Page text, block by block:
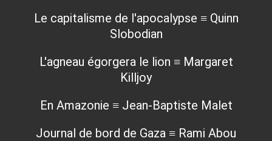
Le capitalisme de l'apocalypse ≡ Quinn
Slobodian
L'agneau égorgera le lion ≡ Margaret
Killjoy
En Amazonie ≡ Jean-Baptiste Malet
Journal de bord de Gaza ≡ Rami Abou